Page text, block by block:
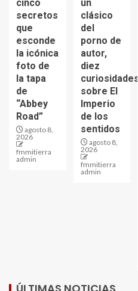
cinco
secretos
que
esconde
la icónica
foto de
la tapa
de
“Abbey
Road”
agosto 8,
2026
fmmitierra
admin
un
clásico
del
porno de
autor,
diez
curiosidades
sobre El
Imperio
de los
sentidos
agosto 8,
2026
fmmitierra
admin